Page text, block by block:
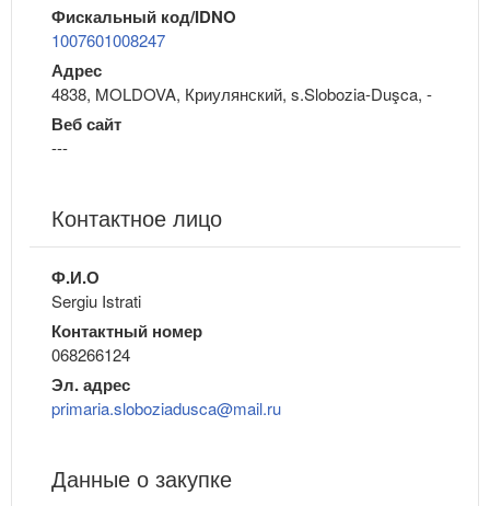
Фискальный код/IDNO
1007601008247
Адрес
4838, MOLDOVA, Криулянский, s.Slobozia-Duşca, -
Веб сайт
---
Контактное лицо
Ф.И.О
Sergiu Istrati
Контактный номер
068266124
Эл. адрес
primaria.sloboziadusca@mail.ru
Данные о закупке